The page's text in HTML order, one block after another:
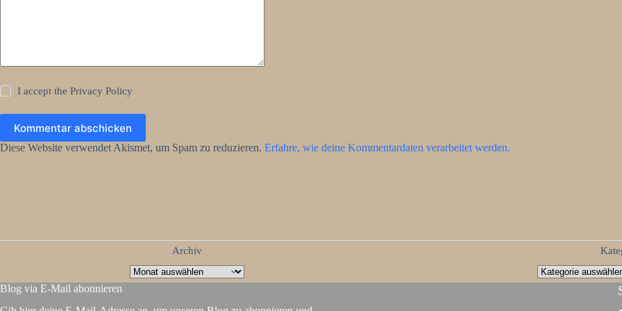
I accept thePrivacy Policy
Kommentar abschicken
Diese Website verwendet Akismet, um Spam zu reduzieren. Erfahre, wie deine Kommentardaten verarbeitet werden.
Archiv
Blog via E-Mail abonnieren